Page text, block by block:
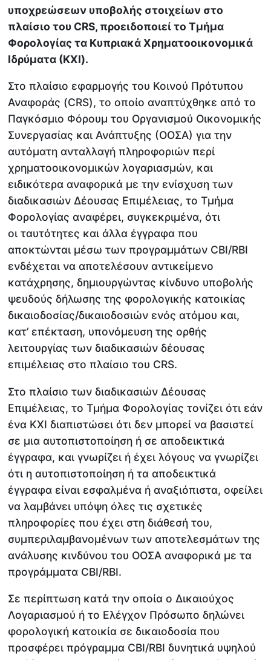
υποχρεώσεων υποβολής στοιχείων στο
πλαίσιο του CRS, προειδοποιεί το Τμήμα
Φορολογίας τα Κυπριακά Χρηματοοικονομικά
Ιδρύματα (ΚΧΙ).
Στο πλαίσιο εφαρμογής του Κοινού Πρότυπου
Αναφοράς (CRS), το οποίο αναπτύχθηκε από το
Παγκόσμιο Φόρουμ του Οργανισμού Οικονομικής
Συνεργασίας και Ανάπτυξης (ΟΟΣΑ) για την
αυτόματη ανταλλαγή πληροφοριών περί
χρηματοοικονομικών λογαριασμών, και
ειδικότερα αναφορικά με την ενίσχυση των
διαδικασιών Δέουσας Επιμέλειας, το Τμήμα
Φορολογίας αναφέρει, συγκεκριμένα, ότι
οι ταυτότητες και άλλα έγγραφα που
αποκτώνται μέσω των προγραμμάτων CBI/RBI
ενδέχεται να αποτελέσουν αντικείμενο
κατάχρησης, δημιουργώντας κίνδυνο υποβολής
ψευδούς δήλωσης της φορολογικής κατοικίας
δικαιοδοσίας/δικαιοδοσιών ενός ατόμου και,
κατ’ επέκταση, υπονόμευση της ορθής
λειτουργίας των διαδικασιών δέουσας
επιμέλειας στο πλαίσιο του CRS.
Στο πλαίσιο των διαδικασιών Δέουσας
Επιμέλειας, το Τμήμα Φορολογίας τονίζει ότι εάν
ένα ΚΧΙ διαπιστώσει ότι δεν μπορεί να βασιστεί
σε μια αυτοπιστοποίηση ή σε αποδεικτικά
έγγραφα, και γνωρίζει ή έχει λόγους να γνωρίζει
ότι η αυτοπιστοποίηση ή τα αποδεικτικά
έγγραφα είναι εσφαλμένα ή αναξιόπιστα, οφείλει
να λαμβάνει υπόψη όλες τις σχετικές
πληροφορίες που έχει στη διάθεσή του,
συμπεριλαμβανομένων των αποτελεσμάτων της
ανάλυσης κινδύνου του ΟΟΣΑ αναφορικά με τα
προγράμματα CBI/RBI.
Σε περίπτωση κατά την οποία ο Δικαιούχος
Λογαριασμού ή το Ελέγχον Πρόσωπο δηλώνει
φορολογική κατοικία σε δικαιοδοσία που
προσφέρει πρόγραμμα CBI/RBI δυνητικά υψηλού